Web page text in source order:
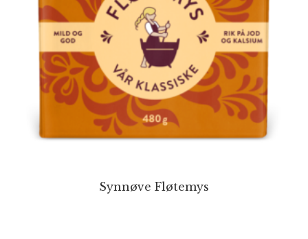
Synnøve Fløtemys